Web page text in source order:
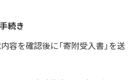
続き
容を確認後に「寄附受入書」を送